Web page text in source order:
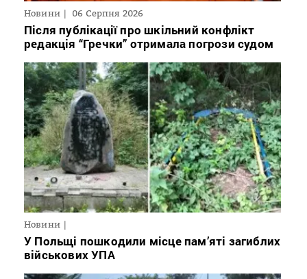
Новини 06 Серпня 2026
Після публікації про шкільний конфлікт
редакція “Гречки” отримала погрози судом
Новини
У Польщі пошкодили місце пам’яті загиблих
військових УПА